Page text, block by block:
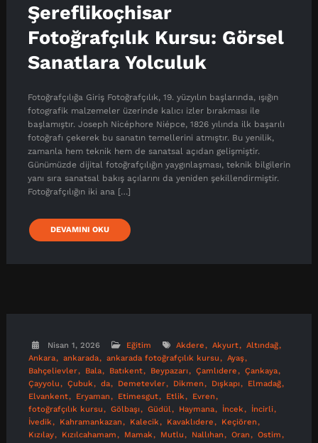
Şereflikoçhisar
Fotoğrafçılık Kursu: Görsel
Sanatlara Yolculuk
Fotoğrafçılığa Giriş Fotoğrafçılık, 19. yüzyılın başlarında, ışığın
fotografik malzemeler üzerinde kalıcı izler bırakması ile
başlamıştır. Joseph Nicéphore Niépce, 1826 yılında ilk başarılı
fotoğrafı çekerek bu sanatın temellerini atmıştır. Bu yenilik,
zamanla hem teknik hem de sanatsal açıdan gelişmiştir.
Günümüzde dijital fotoğrafçılığın yaygınlaşması, teknik bilgilerin
yanı sıra sanatsal bakış açılarını da yeniden şekillendirmiştir.
Fotoğrafçılığın iki ana […]
DEVAMINI OKU
Nisan 1, 2026 Eğitim Akdere Akyurt
Altındağ
Ankara
ankarada ankarada fotoğrafçılık kursu
Ayaş
Bahçelievler
Bala Batıkent Beypazarı Çamlıdere
Çankaya
Çayyolu
Çubuk da Demetevler Dikmen Dışkapı
Elmadağ
Elvankent
Eryaman Etimesgut Etlik
Evren
fotoğrafçılık kursu
Gölbaşı Güdül Haymana İncek
İncirli
İvedik
Kahramankazan Kalecik Kavaklıdere
Keçiören
Kızılay
Kızılcahamam Mamak Mutlu Nallıhan Oran
Ostim